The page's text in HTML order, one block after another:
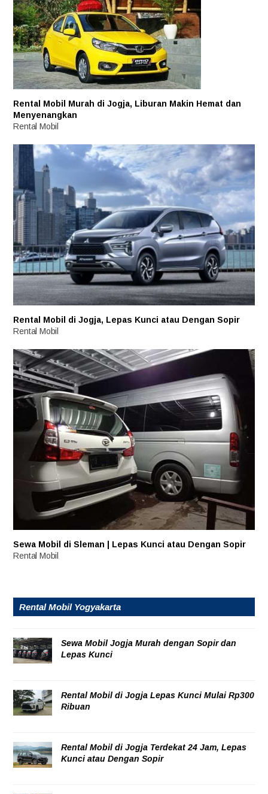
Rental Mobil Murah di Jogja, Liburan Makin Hemat dan
Menyenangkan
Rental Mobil
Rental Mobil di Jogja, Lepas Kunci atau Dengan Sopir
Rental Mobil
Sewa Mobil di Sleman | Lepas Kunci atau Dengan Sopir
Rental Mobil
Rental Mobil Yogyakarta
Sewa Mobil Jogja Murah dengan Sopir dan
Lepas Kunci
Rental Mobil di Jogja Lepas Kunci Mulai Rp300
Ribuan
Rental Mobil di Jogja Terdekat 24 Jam, Lepas
Kunci atau Dengan Sopir